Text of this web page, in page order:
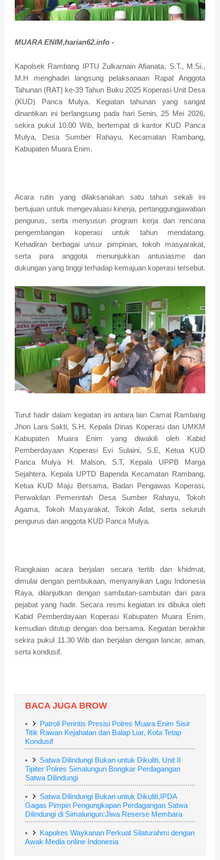
MUARA ENIM,harian62.info -
Kapolsek Rambang IPTU Zulkarnain Afianata, S.T., M.Si.,
M.H menghadiri langsung pelaksanaan Rapat Anggota
Tahunan (RAT) ke-39 Tahun Buku 2025 Koperasi Unit Desa
(KUD) Panca Mulya. Kegiatan tahunan yang sangat
dinantikan ini berlangsung pada hari Senin, 25 Mei 2026,
sekira pukul 10.00 Wib, bertempat di kantor KUD Panca
Mulya, Desa Sumber Rahayu, Kecamatan Rambang,
Kabupaten Muara Enim.
Acara rutin yang dilaksanakan satu tahun sekali ini
bertujuan untuk mengevaluasi kinerja, pertanggungjawaban
pengurus, serta menyusun program kerja dan rencana
pengembangan koperasi untuk tahun mendatang.
Kehadiran berbagai unsur pimpinan, tokoh masyarakat,
serta para anggota menunjukkan antusiasme dan
dukungan yang tinggi terhadap kemajuan koperasi tersebut.
Turut hadir dalam kegiatan ini antara lain Camat Rambang
Jhon Lara Sakti, S.H, Kepala Dinas Koperasi dan UMKM
Kabupaten Muara Enim yang diwakili oleh Kabid
Pemberdayaan Koperasi Evi Sulaini, S.E, Ketua KUD
Panca Mulya H. Malson, S.T, Kepala UPPB Marga
Sejahtera, Kepala UPTD Bapenda Kecamatan Rambang,
Ketua KUD Maju Bersama, Badan Pengawas Koperasi,
Perwakilan Pemerintah Desa Sumber Rahayu, Tokoh
Agama, Tokoh Masyarakat, Tokoh Adat, serta seluruh
pengurus dan anggota KUD Panca Mulya.
Rangkaian acara berjalan secara tertib dan khidmat,
dimulai dengan pembukaan, menyanyikan Lagu Indonesia
Raya, dilanjutkan dengan sambutan-sambutan dari para
pejabat yang hadir. Secara resmi kegiatan ini dibuka oleh
Kabid Pemberdayaan Koperasi Kabupaten Muara Enim,
kemudian ditutup dengan doa bersama. Kegiatan berakhir
sekira pukul 11.30 Wib dan berjalan dengan lancar, aman,
serta kondusif.
BACA JUGA BROW
Patroli Perintis Presisi Polres Muara Enim Sisir
Titik Rawan Kejahatan dan Balap Liar, Kota Tetap
Kondusif
Satwa Dilindungi Bukan untuk Dikuliti, Unit II
Tipiter Polres Simalungun Bongkar Perdagangan
Satwa Dilindungi
Satwa Dilindungi Bukan untuk Dikuliti,IPDA
Gagas Pimpin Pengungkapan Perdagangan Satwa
Dilindungi di Simalungun:Jiwa Reserse Membara
Kapolres Waykanan Perkuat Silaturahmi dengan
Awak Media online Indonesia